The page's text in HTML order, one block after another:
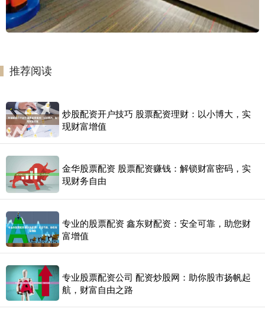
推荐阅读
炒股配资开户技巧 股票配资理财：以小博大，实
现财富增值
金华股票配资 股票配资赚钱：解锁财富密码，实
现财务自由
专业的股票配资 鑫东财配资：安全可靠，助您财
富增值
专业股票配资公司 配资炒股网：助你股市扬帆起
航，财富自由之路